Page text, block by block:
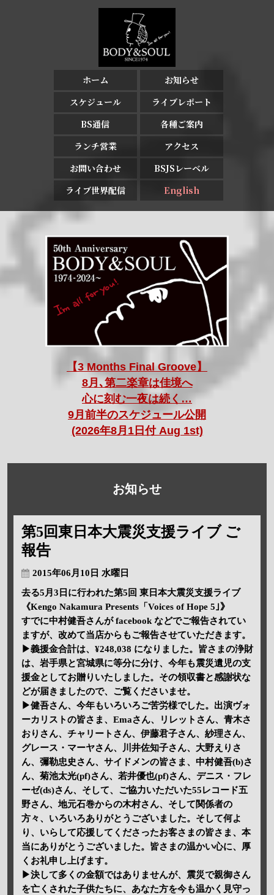
ホーム
お知らせ
スケジュール
ライブレポート
BS通信
各種ご案内
ランチ営業
アクセス
お問い合わせ
BSJSレーベル
ライブ世界配信
English
【3 Months Final Groove】
8月､第二楽章は佳境へ
心に刻む一夜は続く…
9月前半のスケジュール公開
(2026年8月1日付 Aug 1st)
お知らせ
第5回東日本大震災支援ライブ ご
報告
2015年06月10日 水曜日
去る5月3日に行われた第5回 東日本大震災支援ライブ
《Kengo Nakamura Presents「Voices of Hope 5｣》
すでに中村健吾さんが facebook などでご報告されてい
ますが、改めて当店からもご報告させていただきます。
▶義援金合計は、¥248,038 になりました。皆さまの浄財
は、岩手県と宮城県に等分に分け、今年も震災遺児の支
援金としてお贈りいたしました。その領収書と感謝状な
どが届きましたので、ご覧くださいませ。
▶健吾さん、今年もいろいろご苦労様でした。出演ヴォ
ーカリストの皆さま、Emaさん、リレットさん、青木さ
おりさん、チャリートさん、伊藤君子さん、紗理さん、
グレース・マーヤさん、川井佐知子さん、大野えりさ
ん、彌勒忠史さん、サイドメンの皆さま、中村健吾(b)さ
ん、菊池太光(pf)さん、若井優也(pf)さん、デニス・フレ
ーゼ(ds)さん、そして、ご協力いただいた55レコード五
野さん、地元石巻からの木村さん、そして関係者の
方々、いろいろありがとうございました。そして何よ
り、いらして応援してくださったお客さまの皆さま、本
当にありがとうございました。皆さまの温かい心に、厚
くお礼申し上げます。
▶決して多くの金額ではありませんが、震災で親御さん
を亡くされた子供たちに、あなた方を今も温かく見守っ